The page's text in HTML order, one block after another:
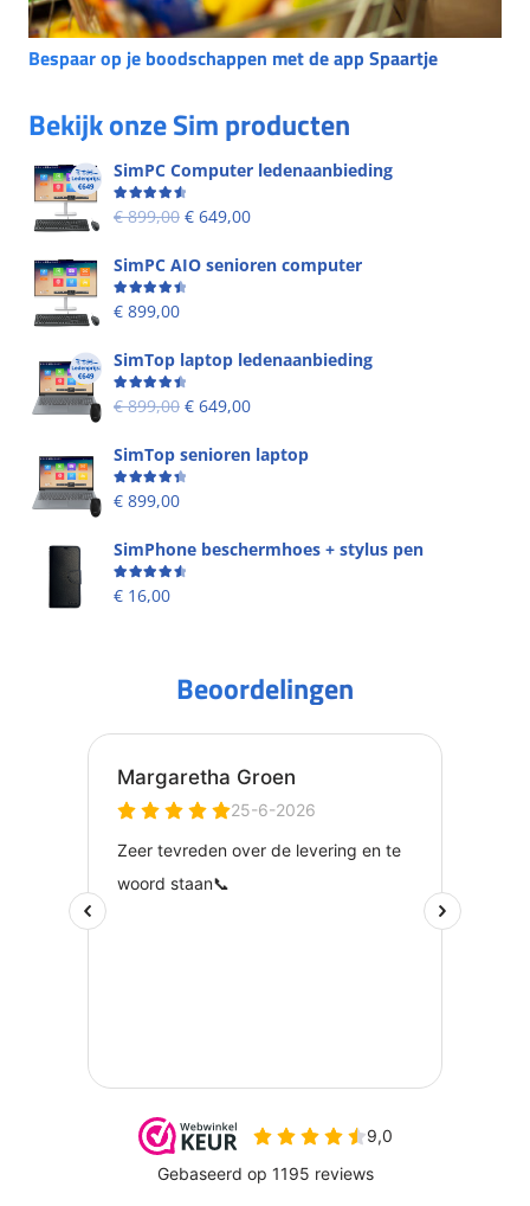
Bespaar op je boodschappen met de app Spaartje
Bekijk onze Sim producten
SimPC Computer ledenaanbieding
Beoordeling 4.60uit 5
€899,00 € 649,00
SimPC AIO senioren computer
Beoordeling
€ 899,00
SimTop laptop ledenaanbieding
Beoordeling 4.53uit 5
€899,00 € 649,00
SimTop senioren laptop
Beoordeling
€ 899,00
SimPhone beschermhoes + stylus pen
Beoordeling
€ 16,00
Beoordelingen